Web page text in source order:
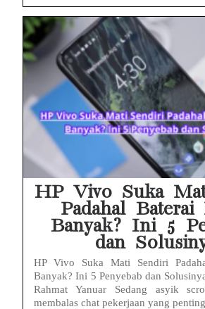
HP Vivo Suka
Padahal Baterai
Banyak? Ini 5
dan
HP Vivo Suka Mati Sendiri
Banyak? Ini 5 Penyebab dan
Rahmat Yanuar Sedang asyik
membalas chat pekerjaan yang